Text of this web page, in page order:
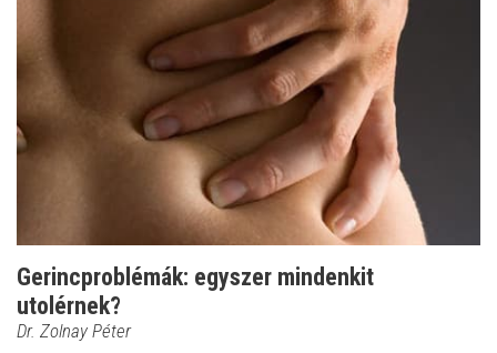
Gerincproblémák: egyszer mindenkit
utolérnek?
Dr. Zolnay Péter